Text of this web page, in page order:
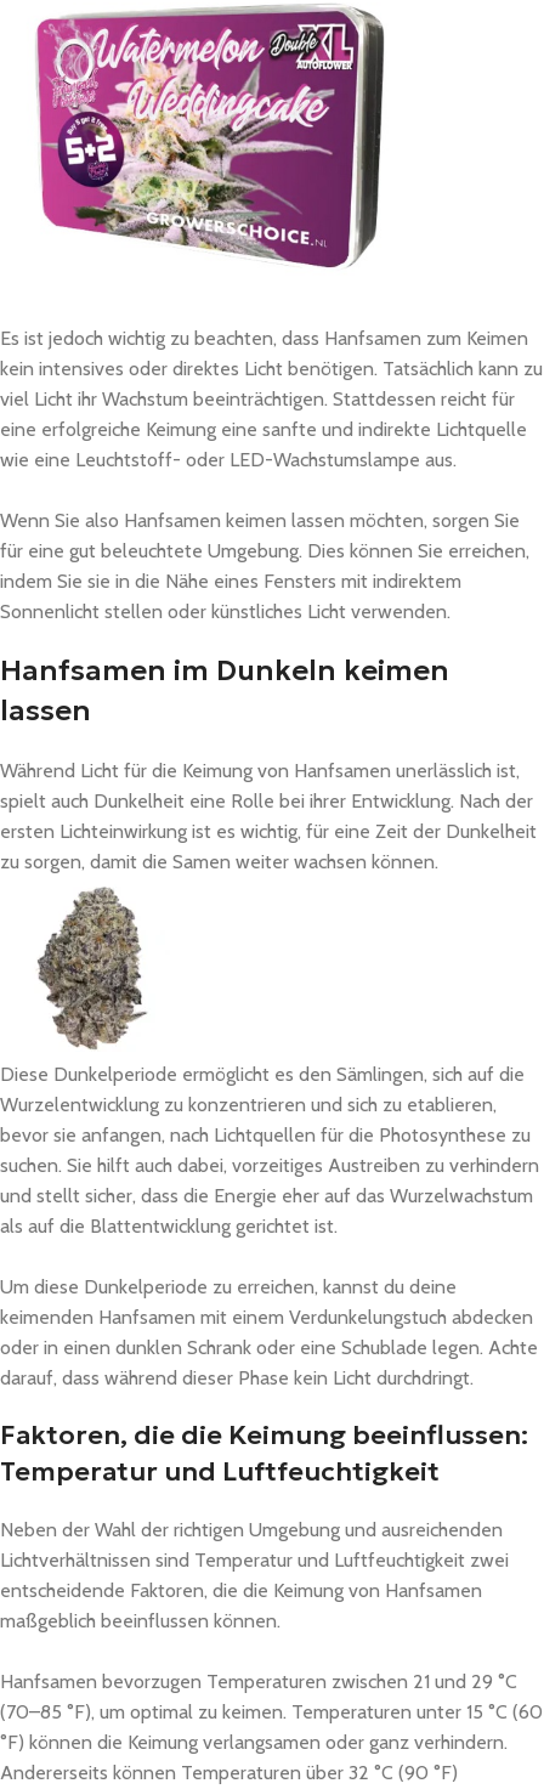
Es ist jedoch wichtig zu beachten, dass Hanfsamen zum Keimen
kein intensives oder direktes Licht benötigen. Tatsächlich kann zu
viel Licht ihr Wachstum beeinträchtigen. Stattdessen reicht für
eine erfolgreiche Keimung eine sanfte und indirekte Lichtquelle
wie eine Leuchtstoff- oder LED-Wachstumslampe aus.
Wenn Sie also Hanfsamen keimen lassen möchten, sorgen Sie
für eine gut beleuchtete Umgebung. Dies können Sie erreichen,
indem Sie sie in die Nähe eines Fensters mit indirektem
Sonnenlicht stellen oder künstliches Licht verwenden.
Hanfsamen im Dunkeln keimen
lassen
Während Licht für die Keimung von Hanfsamen unerlässlich ist,
spielt auch Dunkelheit eine Rolle bei ihrer Entwicklung. Nach der
ersten Lichteinwirkung ist es wichtig, für eine Zeit der Dunkelheit
zu sorgen, damit die Samen weiter wachsen können.
Diese Dunkelperiode ermöglicht es den Sämlingen, sich auf die
Wurzelentwicklung zu konzentrieren und sich zu etablieren,
bevor sie anfangen, nach Lichtquellen für die Photosynthese zu
suchen. Sie hilft auch dabei, vorzeitiges Austreiben zu verhindern
und stellt sicher, dass die Energie eher auf das Wurzelwachstum
als auf die Blattentwicklung gerichtet ist.
Um diese Dunkelperiode zu erreichen, kannst du deine
keimenden Hanfsamen mit einem Verdunkelungstuch abdecken
oder in einen dunklen Schrank oder eine Schublade legen. Achte
darauf, dass während dieser Phase kein Licht durchdringt.
Faktoren, die die Keimung beeinflussen:
Temperatur und Luftfeuchtigkeit
Neben der Wahl der richtigen Umgebung und ausreichenden
Lichtverhältnissen sind Temperatur und Luftfeuchtigkeit zwei
entscheidende Faktoren, die die Keimung von Hanfsamen
maßgeblich beeinflussen können.
Hanfsamen bevorzugen Temperaturen zwischen 21 und 29 °C
(70–85 °F), um optimal zu keimen. Temperaturen unter 15 °C (60
°F) können die Keimung verlangsamen oder ganz verhindern.
Andererseits können Temperaturen über 32 °C (90 °F)